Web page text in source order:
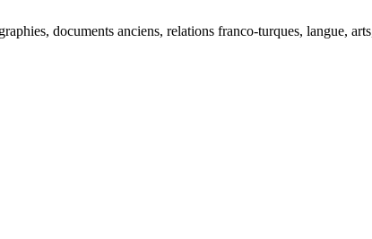
documents anciens, relations franco-turques, langue,